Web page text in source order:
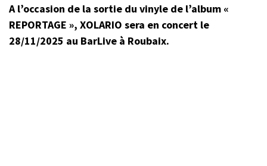
A l’occasion de la sortie du vinyle de l’album «
REPORTAGE », XOLARIO sera en concert le
28/11/2025 au BarLive à Roubaix.